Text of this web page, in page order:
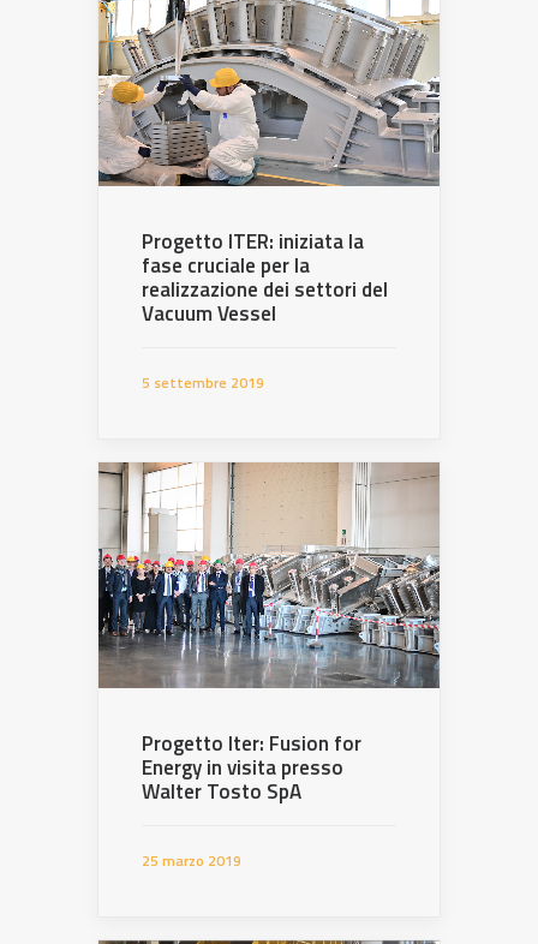
Progetto ITER: iniziata la
fase cruciale per la
realizzazione dei settori del
Vacuum Vessel
5 settembre 2019
Progetto Iter: Fusion for
Energy in visita presso
Walter Tosto SpA
25 marzo 2019